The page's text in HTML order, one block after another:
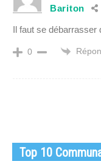
Bariton
Il faut se débarrasser
0
Top 10